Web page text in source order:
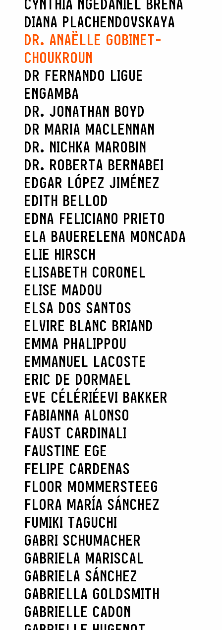
CYNTHIA NGEDANIEL BRENA
DIANA PLACHENDOVSKAYA
DR. ANAËLLE GOBINET-
CHOUKROUN
DR FERNANDO LIGUE
ENGAMBA
DR. JONATHAN BOYD
DR MARIA MACLENNAN
DR. NICHKA MAROBIN
DR. ROBERTA BERNABEI
EDGAR LÓPEZ JIMÉNEZ
EDITH BELLOD
EDNA FELICIANO PRIETO
ELA BAUERELENA MONCADA
ELIE HIRSCH
ELISABETH CORONEL
ELISE MADOU
ELSA DOS SANTOS
ELVIRE BLANC BRIAND
EMMA PHALIPPOU
EMMANUEL LACOSTE
ERIC DE DORMAEL
EVE CÉLÉRIÉEVI BAKKER
FABIANNA ALONSO
FAUST CARDINALI
FAUSTINE EGE
FELIPE CARDENAS
FLOOR MOMMERSTEEG
FLORA MARÍA SÁNCHEZ
FUMIKI TAGUCHI
GABRI SCHUMACHER
GABRIELA MARISCAL
GABRIELA SÁNCHEZ
GABRIELLA GOLDSMITH
GABRIELLE CADON